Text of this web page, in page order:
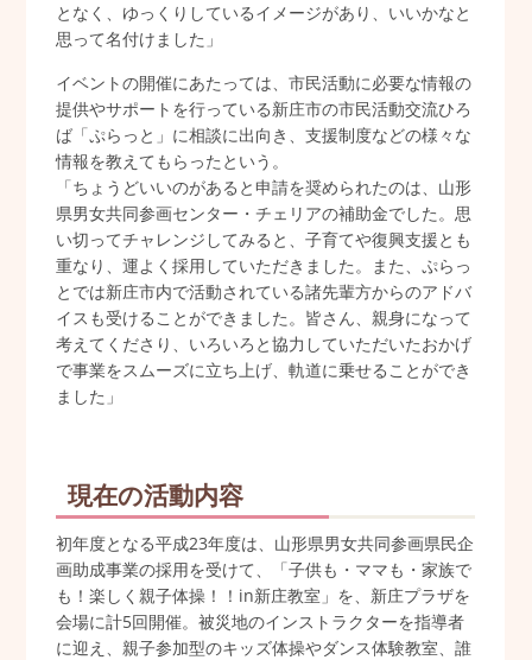
となく、ゆっくりしているイメージがあり、いいかなと
思って名付けました」
イベントの開催にあたっては、市民活動に必要な情報の
提供やサポートを行っている新庄市の市民活動交流ひろ
ば「ぷらっと」に相談に出向き、支援制度などの様々な
情報を教えてもらったという。
「ちょうどいいのがあると申請を奨められたのは、山形
県男女共同参画センター・チェリアの補助金でした。思
い切ってチャレンジしてみると、子育てや復興支援とも
重なり、運よく採用していただきました。また、ぷらっ
とでは新庄市内で活動されている諸先輩方からのアドバ
イスも受けることができました。皆さん、親身になって
考えてくださり、いろいろと協力していただいたおかげ
で事業をスムーズに立ち上げ、軌道に乗せることができ
ました」
現在の活動内容
初年度となる平成23年度は、山形県男女共同参画県民企
画助成事業の採用を受けて、「子供も・ママも・家族で
も！楽しく親子体操！！in新庄教室」を、新庄プラザを
会場に計5回開催。被災地のインストラクターを指導者
に迎え、親子参加型のキッズ体操やダンス体験教室、誰